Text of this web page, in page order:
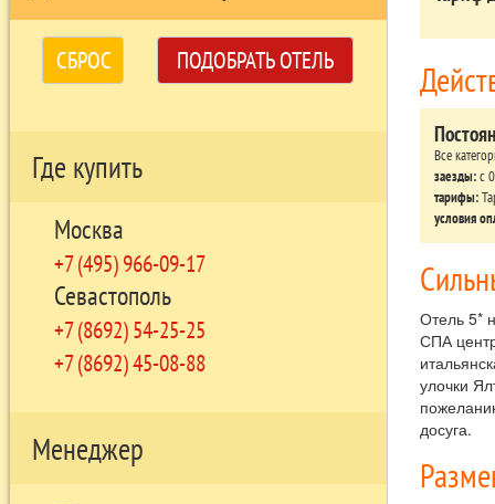
СБРОС ПОДОБРАТЬ ОТЕЛЬ
Где купить
Москва
+7 (495) 966-09-17
Севастополь
+7 (8692) 54-25-25
+7 (8692) 45-08-88
Менеджер
Все
заезды:c
тарифы:
условия
Отель 5*
СПА
улочки
досуга.